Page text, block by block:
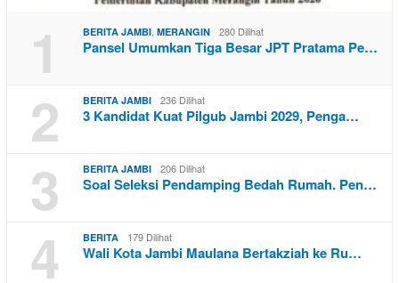
1 BERITA JAMBI, MERANGIN 280 Dilihat
Pansel Umumkan Tiga Besar JPT Pratama Pe…
2 BERITA JAMBI 236 Dilihat
3 Kandidat Kuat Pilgub Jambi 2029, Penga…
3 BERITA JAMBI 206 Dilihat
Soal Seleksi Pendamping Bedah Rumah. Pen…
4 BERITA 179 Dilihat
Wali Kota Jambi Maulana Bertakziah ke Ru…